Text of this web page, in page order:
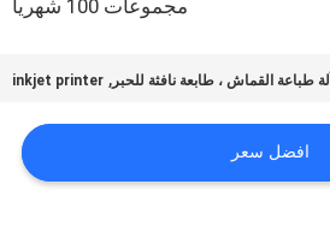
مجموعات 100 شهريا
آلة طباعة القماش ، طابعة نافثة للحبر ,
inkjet printer
افضل سعر